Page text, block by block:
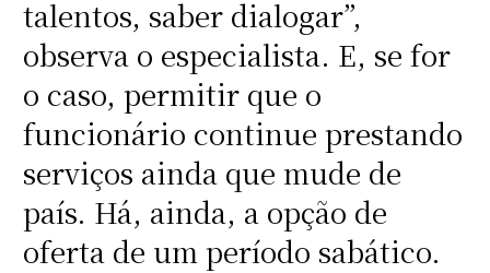
talentos, saber dialogar”,
observa o especialista. E, se for
o caso, permitir que o
funcionário continue prestando
serviços ainda que mude de
país. Há, ainda, a opção de
oferta de um período sabático.